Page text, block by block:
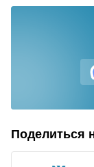
Поделиться